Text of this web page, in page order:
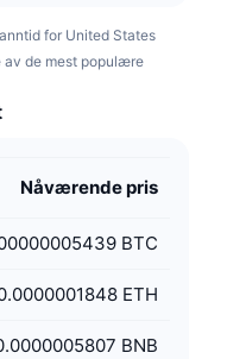
for United States
av de mest populære
Nåværende pris
BTC
ETH
BNB